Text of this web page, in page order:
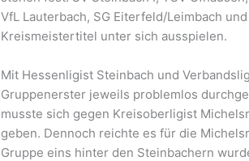
VfL Lauterbach, SG Eiterfeld/Leimbach
Kreismeistertitel unter sich ausspielen.
Mit Hessenligist Steinbach und
Gruppenerster jeweils problemlos
musste sich gegen Kreisoberligist
geben. Dennoch reichte es für die
Gruppe eins hinter den Steinbachern